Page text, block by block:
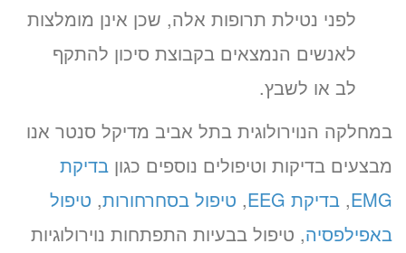
לפני נטילת תרופות אלה, שכן אינן מומלצות
לאנשים הנמצאים בקבוצת סיכון להתקף
לב או לשבץ.
במחלקה הנוירולוגית בתל אביב מדיקל סנטר אנו
מבצעים בדיקות וטיפולים נוספים כגון בדיקת
EMG
, בדיקת EEG , טיפול בסחרחורות, טיפול
באפילפסיה, טיפול בבעיות התפתחות נוירולוגיות